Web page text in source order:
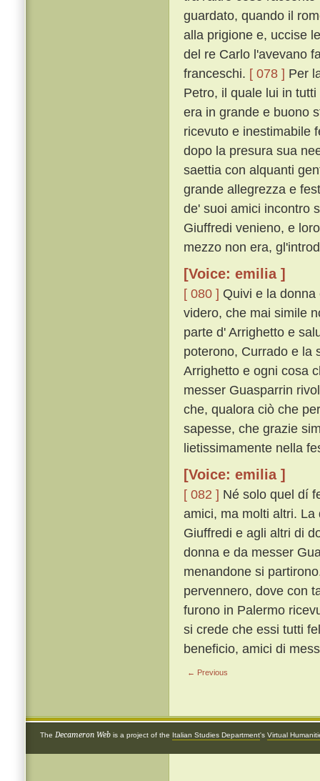
guardato, quando il
alla prigione e, uccise
del re Carlo l'avevano
franceschi. [ 078 ] Per
Petro, il quale lui in
era in grande e buono
ricevuto e inestimabile
dopo la presura sua
saettia con alquanti
grande allegrezza e
de' suoi amici incontro
Giuffredi venieno, e
mezzo non era,
[Voice: emilia ]
[ 080 ] Quivi e la
videro, che mai simile
parte d' Arrighetto e
poterono, Currado e la
Arrighetto e ogni cosa
messer Guasparrin
che, qualora ciò che
sapesse, che grazie
lietissimamente nella
[Voice: emilia ]
[ 082 ] Né solo quel dí
amici, ma molti altri.
Giuffredi e agli altri di
donna e da messer
menandone si
pervennero, dove con
furono in Palermo
si crede che essi tutti
beneficio, amici di
← Previous
The Decameron Web is a project of the Italian Studies Department's Virtual